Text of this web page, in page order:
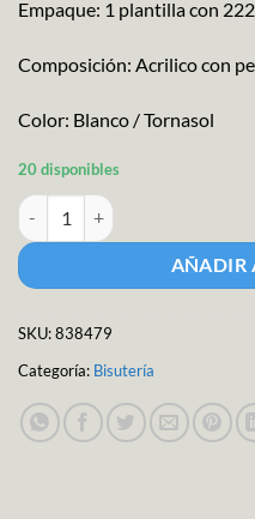
Empaque: 1 plantilla con
Composición: Acrilico con
Color: Blanco / Tornasol
20 disponibles
Stickers Tipo Concha Marina
AÑADIR
SKU:838479
Categoría: Bisutería